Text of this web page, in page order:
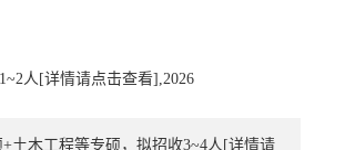
人[详情请点击查看],2026
土木工程等专硕，拟招收3~4人[详情请